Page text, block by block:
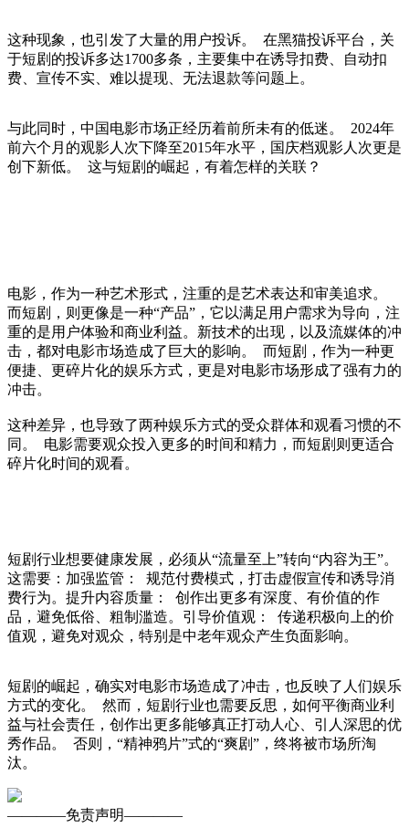
这种现象，也引发了大量的用户投诉。 在黑猫投诉平台，关
于短剧的投诉多达1700多条，主要集中在诱导扣费、自动扣
费、宣传不实、难以提现、无法退款等问题上。
与此同时，中国电影市场正经历着前所未有的低迷。 2024年
前六个月的观影人次下降至2015年水平，国庆档观影人次更是
创下新低。 这与短剧的崛起，有着怎样的关联？
电影，作为一种艺术形式，注重的是艺术表达和审美追求。
而短剧，则更像是一种“产品”，它以满足用户需求为导向，注
重的是用户体验和商业利益。新技术的出现，以及流媒体的冲
击，都对电影市场造成了巨大的影响。 而短剧，作为一种更
便捷、更碎片化的娱乐方式，更是对电影市场形成了强有力的
冲击。
这种差异，也导致了两种娱乐方式的受众群体和观看习惯的不
同。 电影需要观众投入更多的时间和精力，而短剧则更适合
碎片化时间的观看。
短剧行业想要健康发展，必须从“流量至上”转向“内容为王”。
这需要：加强监管： 规范付费模式，打击虚假宣传和诱导消
费行为。提升内容质量： 创作出更多有深度、有价值的作
品，避免低俗、粗制滥造。引导价值观： 传递积极向上的价
值观，避免对观众，特别是中老年观众产生负面影响。
短剧的崛起，确实对电影市场造成了冲击，也反映了人们娱乐
方式的变化。 然而，短剧行业也需要反思，如何平衡商业利
益与社会责任 ，创作出更多能够真正打动人心、引人深思的优
秀作品。 否则，“精神鸦片”式的“爽剧”，终将被市场所淘
汰。
————免责声明————